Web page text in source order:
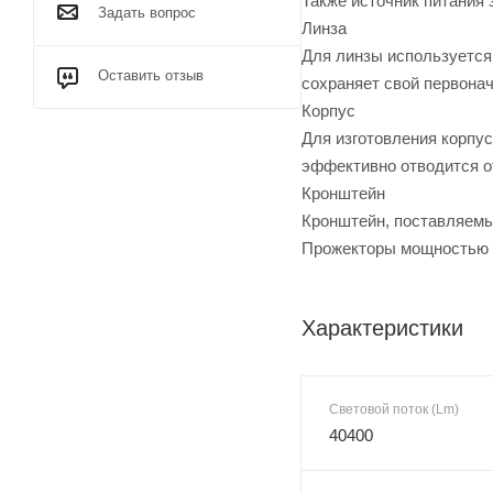
Линза
Для линзы
сохраняет свой
Корпус
Для изготовления
эффективно отводится
Кронштейн
Кронштейн,
Прожекторы мощностью
Характеристики
Световой поток (Lm)
40400
Задать вопрос
Оставить отзыв